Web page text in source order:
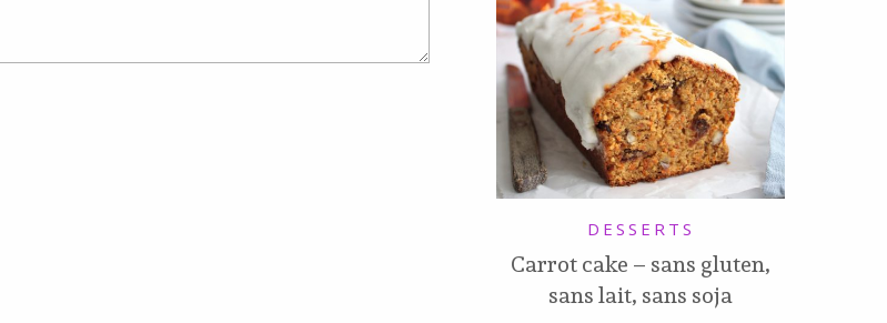
DESSERTS
Carrot cake – sans gluten,
sans lait, sans soja